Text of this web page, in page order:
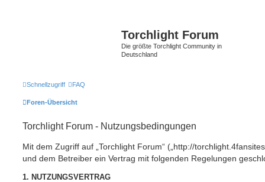
Torchlight Forum
Die größte Torchlight Community in
Deutschland
Schnellzugriff FAQ
Foren-Übersicht
Torchlight Forum - Nutzungsbedingungen
Mit dem Zugriff auf „Torchlight Forum“ („http://
und dem Betreiber ein Vertrag mit folgenden Regelungen
1. NUTZUNGSVERTRAG